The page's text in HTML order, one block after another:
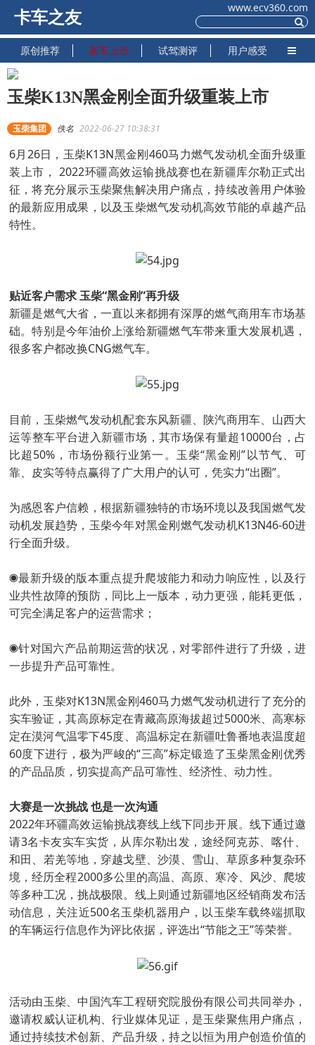
卡车之友
www.ecv360.com
原创推荐 新车上市 试驾测评 用户感受
玉柴K13N黑金刚全面升级重装上市
玉柴集团 佚名 2022-06-27 10:38:31
6月26日，玉柴K13N黑金刚460马力燃气发动机全面升级重
装上市， 2022环疆高效运输挑战赛也在新疆库尔勒正式出
征，将充分展示玉柴聚焦解决用户痛点，持续改善用户体验
的最新应用成果，以及玉柴燃气发动机高效节能的卓越产品
特性。
贴近客户需求 玉柴“黑金刚”再升级
新疆是燃气大省，一直以来都拥有深厚的燃气商用车市场基
础。特别是今年油价上涨给新疆燃气车带来重大发展机遇，
很多客户都改换CNG燃气车。
目前，玉柴燃气发动机配套东风新疆、陕汽商用车、山西大
运等整车平台进入新疆市场，其市场保有量超10000台，占
比超50%，市场份额行业第一。玉柴“黑金刚”以节气、可
靠、皮实等特点赢得了广大用户的认可，凭实力“出圈”。
为感恩客户信赖，根据新疆独特的市场环境以及我国燃气发
动机发展趋势，玉柴今年对黑金刚燃气发动机K13N46-60进
行全面升级。
◉最新升级的版本重点提升爬坡能力和动力响应性，以及行
业共性故障的预防，同比上一版本，动力更强，能耗更低，
可完全满足客户的运营需求；
◉针对国六产品前期运营的状况，对零部件进行了升级，进
一步提升产品可靠性。
此外，玉柴对K13N黑金刚460马力燃气发动机进行了充分的
实车验证，其高原标定在青藏高原海拔超过5000米、高寒标
定在漠河气温零下45度、高温标定在新疆吐鲁番地表温度超
60度下进行，极为严峻的“三高”标定锻造了玉柴黑金刚优秀
的产品品质，切实提高产品可靠性、经济性、动力性。
大赛是一次挑战 也是一次沟通
2022年环疆高效运输挑战赛线上线下同步开展。线下通过邀
请3名卡友实车实货，从库尔勒出发，途经阿克苏、喀什、
和田、若羌等地，穿越戈壁、沙漠、雪山、草原多种复杂环
境，经历全程2000多公里的高温、高原、寒冷、风沙、爬坡
等多种工况，挑战极限。线上则通过新疆地区经销商发布活
动信息，关注近500名玉柴机器用户，以玉柴车载终端抓取
的车辆运行信息作为评比依据，评选出“节能之王”等荣誉。
活动由玉柴、中国汽车工程研究院股份有限公司共同举办，
邀请权威认证机构、行业媒体见证，是玉柴聚焦用户痛点，
通过持续技术创新、产品升级，持之以恒为用户创造价值的